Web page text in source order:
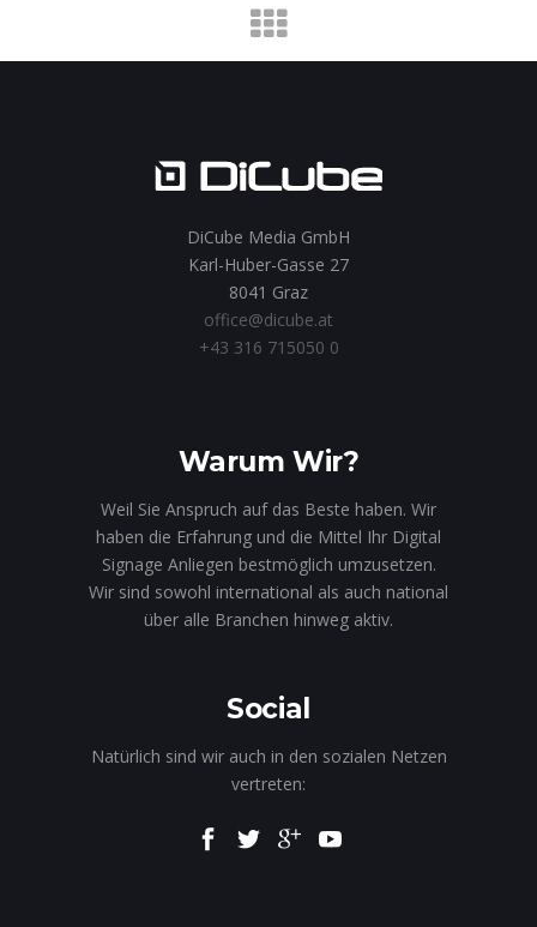
DiCube Media GmbH
Karl-Huber-Gasse 27
8041 Graz
office@dicube.at
+43 316 715050 0
Warum Wir?
Weil Sie Anspruch auf das Beste haben. Wir
haben die Erfahrung und die Mittel Ihr Digital
Signage Anliegen bestmöglich umzusetzen.
Wir sind sowohl international als auch national
über alle Branchen hinweg aktiv.
Social
Natürlich sind wir auch in den sozialen Netzen
vertreten: